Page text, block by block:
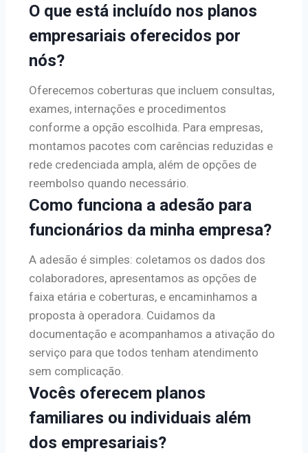
O que está incluído nos planos
empresariais oferecidos por
nós?
Oferecemos coberturas que incluem consultas,
exames, internações e procedimentos
conforme a opção escolhida. Para empresas,
montamos pacotes com carências reduzidas e
rede credenciada ampla, além de opções de
reembolso quando necessário.
Como funciona a adesão para
funcionários da minha empresa?
A adesão é simples: coletamos os dados dos
colaboradores, apresentamos as opções de
faixa etária e coberturas, e encaminhamos a
proposta à operadora. Cuidamos da
documentação e acompanhamos a ativação do
serviço para que todos tenham atendimento
sem complicação.
Vocês oferecem planos
familiares ou individuais além
dos empresariais?